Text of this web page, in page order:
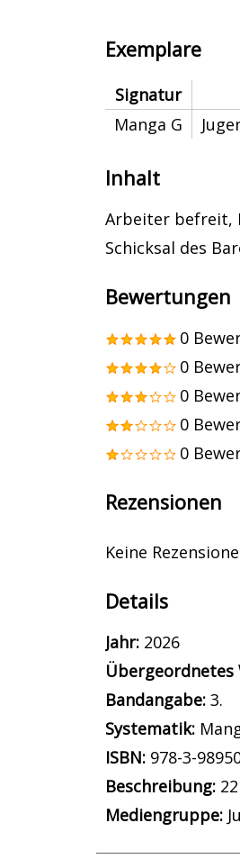
Exemplare
Signatur
Manga G
Inhalt
Arbeiter befreit,
Schicksal des
Bewertungen
0
0
0
0
0
Rezensionen
Keine
Details
Suche nach
Jahr: 2026
Übergeordnetes
Bandangabe: 3.
opens in new tab
Diesen Link in
Systematik:
Suche nach
ISBN: 978-3-
Beschreibung:
Suche nach
Mediengruppe: